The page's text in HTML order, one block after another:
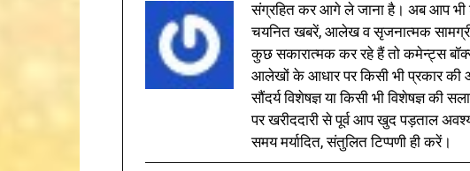
संग्रहित कर आगे ले जाना है। अब आप भी
चयनित खबरें, आलेख व सृजनात्मक
कुछ सकारात्मक कर रहे हैं तो कमेन्ट्स
आलेखों के आधार पर किसी भी प्रकार की
सौंदर्य विशेषज्ञ या किसी भी विशेषज्ञ
पर खरीददारी से पूर्व आप खुद पड़ताल
समय मर्यादित, संतुलित टिप्पणी ही करें।